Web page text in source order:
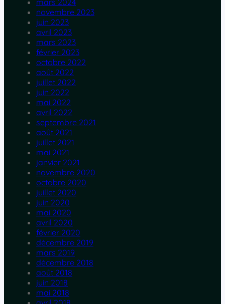
mars 2024
novembre 2023
juin 2023
avril 2023
mars 2023
février 2023
octobre 2022
août 2022
juillet 2022
juin 2022
mai 2022
avril 2022
septembre 2021
août 2021
juillet 2021
mai 2021
janvier 2021
novembre 2020
octobre 2020
juillet 2020
juin 2020
mai 2020
avril 2020
février 2020
décembre 2019
mars 2019
décembre 2018
août 2018
juin 2018
mai 2018